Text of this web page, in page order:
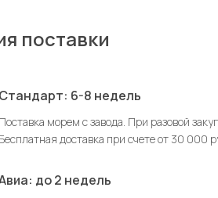
поставки
Стандарт: 6-8 недель
Поставка морем с завода. При разовой
Бесплатная доставка при счете от 30 000
до 2 недель